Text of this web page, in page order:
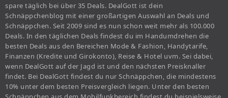
spare täglich bei über 35 Deals. DealGott ist dein
Schnäppchenblog mit einer großartigen Auswahl an Deals und
Schnäppchen. Seit 2009 sind es nun schon weit mehr als 100.000
Deals. In den täglichen Deals findest du im Handumdrehen die
besten Deals aus den Bereichen Mode & Fashion, Handytarife,
Finanzen (Kredite und Girokonto), Reise & Hotel uvm. Sei dabei,
wenn DealGott auf der Jagd ist und den nächsten Preisknaller
findet. Bei DealGott findest du nur Schnäppchen, die mindestens
10% unter dem besten Preisvergleich liegen. Unter den besten